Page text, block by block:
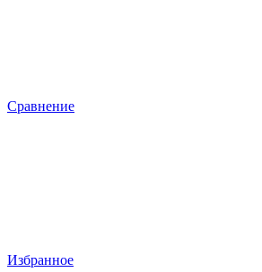
Сравнение
Избранное